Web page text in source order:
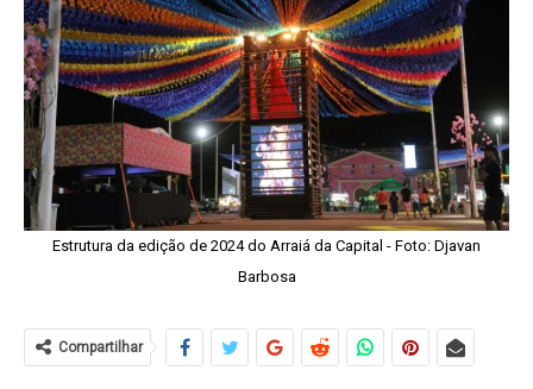
Estrutura da edição de 2024 do Arraiá da Capital - Foto: Djavan
Barbosa
Compartilhar